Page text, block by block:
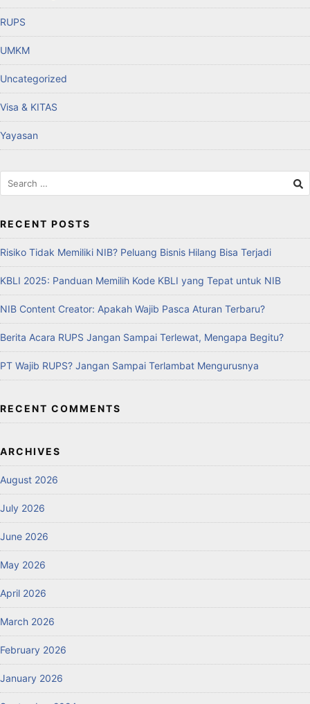
RUPS
UMKM
Uncategorized
Visa & KITAS
Yayasan
RECENT POSTS
Risiko Tidak Memiliki NIB? Peluang Bisnis Hilang Bisa Terjadi
KBLI 2025: Panduan Memilih Kode KBLI yang Tepat untuk NIB
NIB Content Creator: Apakah Wajib Pasca Aturan Terbaru?
Berita Acara RUPS Jangan Sampai Terlewat, Mengapa Begitu?
PT Wajib RUPS? Jangan Sampai Terlambat Mengurusnya
RECENT COMMENTS
ARCHIVES
August 2026
July 2026
June 2026
May 2026
April 2026
March 2026
February 2026
January 2026